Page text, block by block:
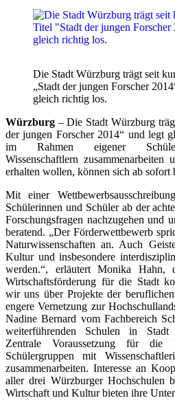
Die Stadt Würzburg trägt seit
„Stadt der jungen Forscher
gleich richtig los.
Würzburg – Die Stadt Würzburg
der jungen Forscher 2014“ und legt
im Rahmen eigener Schüler-
Wissenschaftlern zusammenarbeiten
erhalten wollen, können sich ab sofort
Mit einer
Schülerinnen und Schüler ab der
Forschungsfragen nachzugehen und
beratend. „Der Förderwettbewerb
Naturwissenschaften an. Auch
Kultur und insbesondere
werden.“, erläutert Monika Hahn,
Wirtschaftsförderung für die Stadt
wir uns über Projekte der
engere Vernetzung zur
Nadine Bernard vom Fachbereich
weiterführenden Schulen in
Zentrale Voraussetzung für
Schülergruppen mit
zusammenarbeiten. Interesse an
aller drei Würzburger Hochschulen
Wirtschaft und Kultur bieten ihre